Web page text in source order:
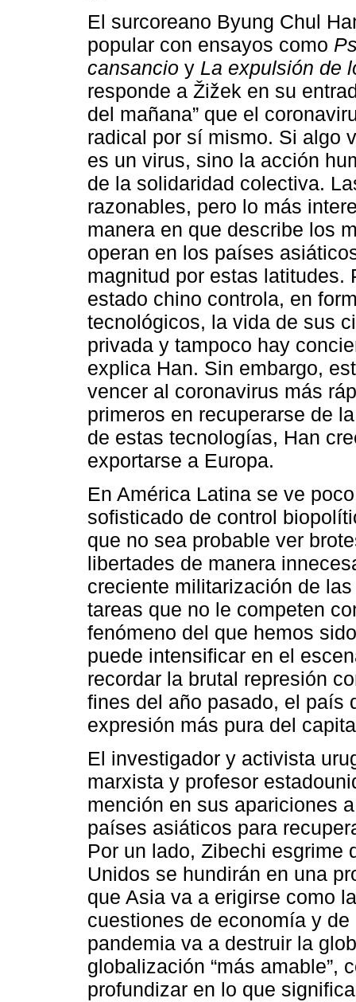
El surcoreano Byung Chul
popular con ensayos como
cansancio y La expulsión de
responde a Žižek en su
del mañana” que el
radical por sí mismo. Si algo
es un virus, sino la acción
de la solidaridad colectiva.
razonables, pero lo más
manera en que describe los
operan en los países
magnitud por estas
estado chino controla, en
tecnológicos, la vida de sus
privada y tampoco hay
explica Han. Sin embargo,
vencer al coronavirus más
primeros en recuperarse de
de estas tecnologías, Han
exportarse a Europa.
En América Latina se ve
sofisticado de control
que no sea probable ver
libertades de manera
creciente militarización de
tareas que no le competen
fenómeno del que hemos
puede intensificar en el
recordar la brutal represión
fines del año pasado, el país
expresión más pura del
El investigador y activista
marxista y profesor
mención en sus apariciones
países asiáticos para
Por un lado, Zibechi esgrime
Unidos se hundirán en una
que Asia va a erigirse como
cuestiones de economía y
pandemia va a destruir la
globalización “más amable”,
profundizar en lo que